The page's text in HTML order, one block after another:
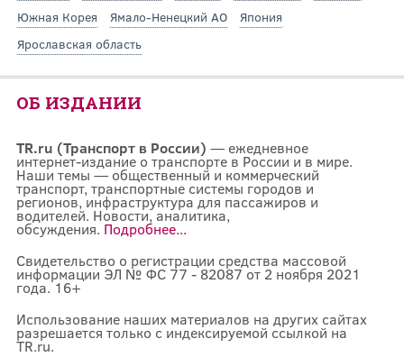
Южная Корея
Ямало-Ненецкий АО
Япония
Ярославская область
ОБ ИЗДАНИИ
TR.ru (Транспорт в России) — ежедневное
интернет-издание о транспорте в России и в мире.
Наши темы — общественный и коммерческий
транспорт, транспортные системы городов и
регионов, инфраструктура для пассажиров и
водителей. Новости, аналитика,
обсуждения. Подробнее...
Свидетельство о регистрации средства массовой
информации ЭЛ № ФС 77 - 82087 от 2 ноября 2021
года. 16+
Использование наших материалов на других сайтах
разрешается только с индексируемой ссылкой на
TR.ru.